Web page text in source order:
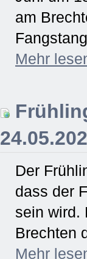
am
Mehr
Der
dass der
sein wird.
Brechten
Mehr